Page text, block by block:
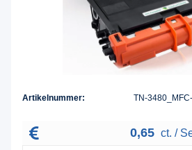
Artikelnummer: TN-
0,65 ct. /